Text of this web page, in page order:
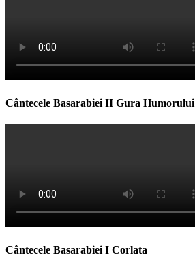
Cântecele Basarabiei II Gura Humorului
Cântecele Basarabiei I Corlata